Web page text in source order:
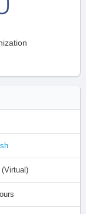
(Virtual)